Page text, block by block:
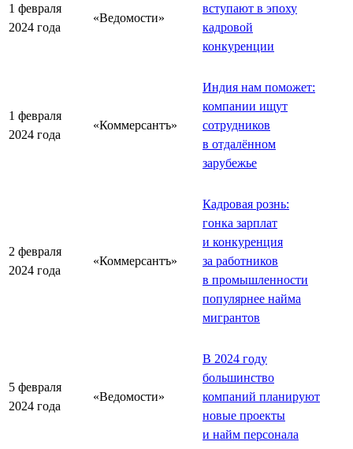
1 февраля
2024 года
«Ведомости»
вступают в эпоху
кадровой
конкуренции
1 февраля
2024 года
«Коммерсантъ»
Индия нам поможет:
компании ищут
сотрудников
в отдалённом
зарубежье
2 февраля
2024 года
«Коммерсантъ»
Кадровая рознь:
гонка зарплат
и конкуренция
за работников
в промышленности
популярнее найма
мигрантов
5 февраля
2024 года
«Ведомости»
В 2024 году
большинство
компаний планируют
новые проекты
и найм персонала